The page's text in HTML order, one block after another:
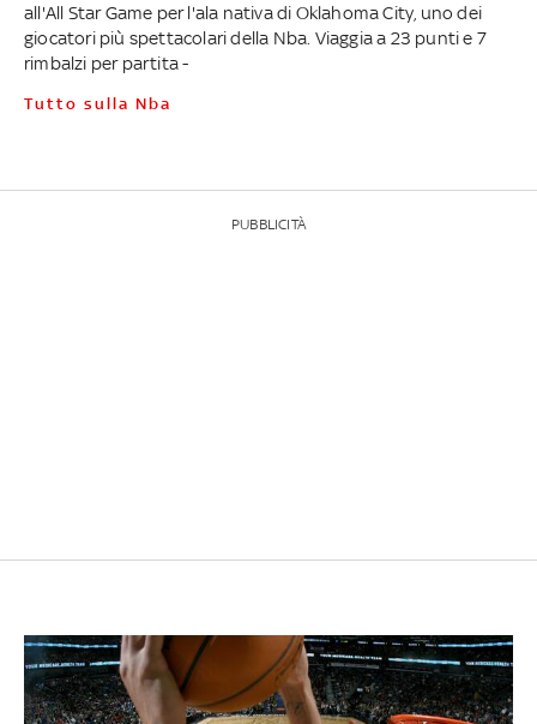
all'All Star Game per l'ala nativa di Oklahoma City, uno dei
giocatori più spettacolari della Nba. Viaggia a 23 punti e 7
rimbalzi per partita -
Tutto sulla Nba
PUBBLICITÀ